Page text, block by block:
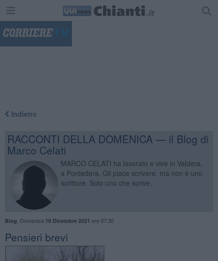
Indietro
RACCONTI DELLA DOMENICA — il Blog di
Marco Celati
MARCO CELATI ha lavorato e vive in Valdera,
a Pontedera. Gli piace scrivere, ma non è uno
scrittore. Solo uno che scrive.
Blog Domenica 19 Dicembre 2021 ore 07:30
Pensieri brevi